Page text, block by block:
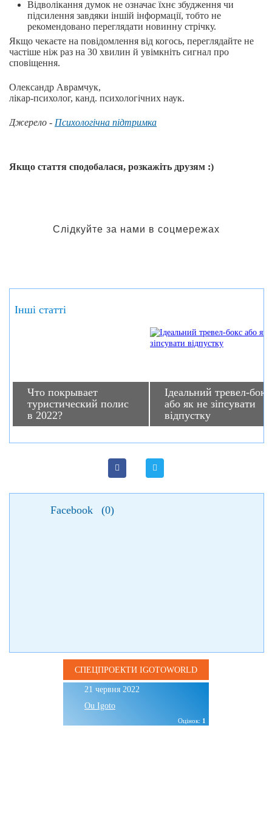
Відволікання думок не означає їхнє збудження чи
підсилення завдяки іншій інформації, тобто не
рекомендовано переглядати новинну стрічку.
Якщо чекаєте на повідомлення від когось, переглядайте не
частіше ніж раз на 30 хвилин й увімкніть сигнал про
сповіщення.
Олександр Аврамчук,
лікар-психолог, канд. психологічних наук.
Джерело - Психологічна підтримка
Якщо стаття сподобалася, розкажіть друзям :)
Слідкуйте за нами в соцмережах
Інші статті
Что покрывает
туристический полис
в 2022?
Ідеальний тревел-бокс
або як не зіпсувати
відпустку
Facebook (0)
СПЕЦПРОЕКТИ IGOTOWORLD
21 червня 2022
Ou Igoto
Оцінок: 1